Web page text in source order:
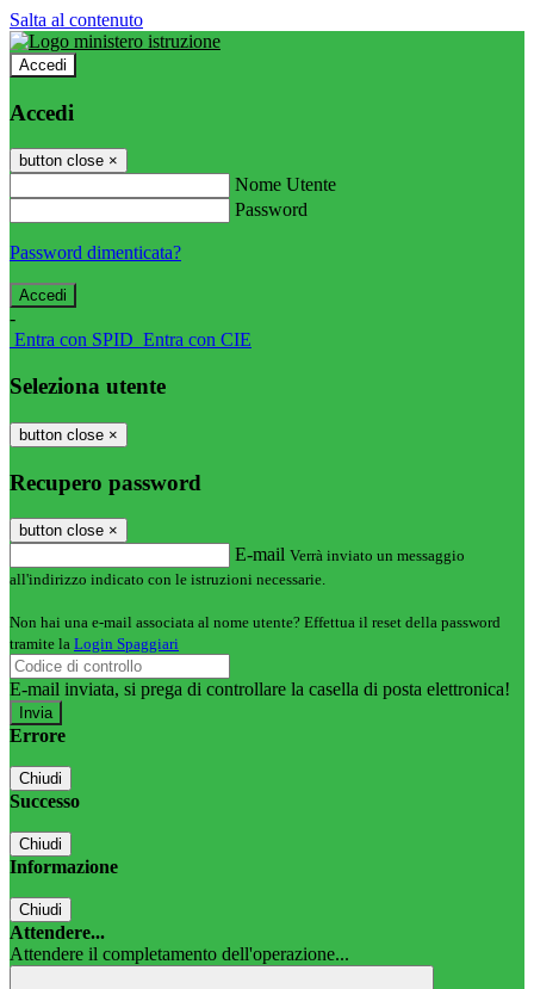
Salta al contenuto
Accedi
Accedi
button close ×
Nome Utente
Password
Password dimenticata?
-
Entra con SPID Entra con CIE
Seleziona utente
button close ×
Recupero password
button close ×
E-mail Verrà inviato un messaggio
all'indirizzo indicato con le istruzioni necessarie.
Non hai una e-mail associata al nome utente? Effettua il reset della password
tramite la Login Spaggiari
E-mail inviata, si prega di controllare la casella di posta elettronica!
Errore
Chiudi
Successo
Chiudi
Informazione
Chiudi
Attendere...
Attendere il completamento dell'operazione...